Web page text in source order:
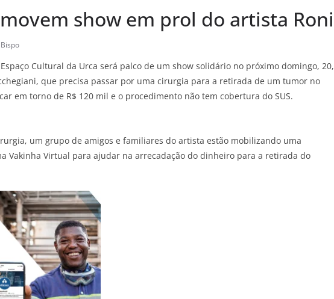
show em prol do artista Roni
Cultural da Urca será palco de um show solidário no próximo domingo, 20,
que precisa passar por uma cirurgia para a retirada de um tumor no
em torno de R$ 120 mil e o procedimento não tem cobertura do SUS.
um grupo de amigos e familiares do artista estão mobilizando uma
Vakinha Virtual para ajudar na arrecadação do dinheiro para a retirada do